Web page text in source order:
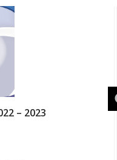
– 2023